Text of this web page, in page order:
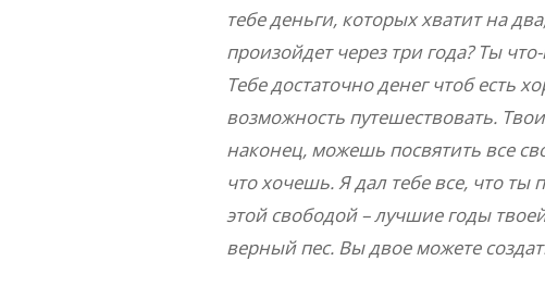
тебе деньги, которых хватит на
произойдет через три года? Ты
Тебе достаточно денег чтоб есть
возможность путешествовать.
наконец, можешь посвятить все
что хочешь. Я дал тебе все, что ты
этой свободой – лучшие годы
верный пес. Вы двое можете